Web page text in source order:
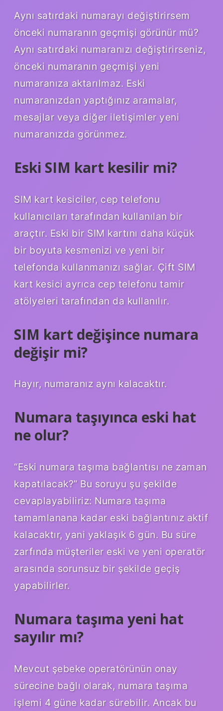
Aynı satırdaki numarayı değiştirirsem
önceki numaranın geçmişi görünür mü?
Aynı satırdaki numaranızı değiştirirseniz,
önceki numaranın geçmişi yeni
numaranıza aktarılmaz. Eski
numaranızdan yaptığınız aramalar,
mesajlar veya diğer iletişimler yeni
numaranızda görünmez.
Eski SIM kart kesilir mi?
SIM kart kesiciler, cep telefonu
kullanıcıları tarafından kullanılan bir
araçtır. Eski bir SIM kartını daha küçük
bir boyuta kesmenizi ve yeni bir
telefonda kullanmanızı sağlar. Çift SIM
kart kesici ayrıca cep telefonu tamir
atölyeleri tarafından da kullanılır.
SIM kart değişince numara
değişir mi?
Hayır, numaranız aynı kalacaktır.
Numara taşıyınca eski hat
ne olur?
“Eski numara taşıma bağlantısı ne zaman
kapatılacak?” Bu soruyu şu şekilde
cevaplayabiliriz: Numara taşıma
tamamlanana kadar eski bağlantınız aktif
kalacaktır, yani yaklaşık 6 gün. Bu süre
zarfında müşteriler eski ve yeni operatör
arasında sorunsuz bir şekilde geçiş
yapabilirler.
Numara taşıma yeni hat
sayılır mı?
Mevcut şebeke operatörünün onay
sürecine bağlı olarak, numara taşıma
işlemi 4 güne kadar sürebilir. Ancak bu